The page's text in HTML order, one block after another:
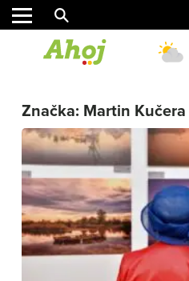
MIX
Značka: Martin Kučera